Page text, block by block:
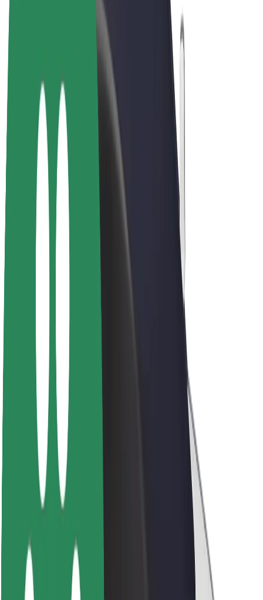
Bicis
Bolt Plus
Colabora con Bolt
Conductores
Ingresos de conductor/a
Repartidores
Comercios de Bolt Food
Sostenibilidad en Bolt
Blog
Sala de prensa
Directrices de la marca
Misión
Relación con inversores
Liderazgo
Medios
Fondo Urbano
Seguridad